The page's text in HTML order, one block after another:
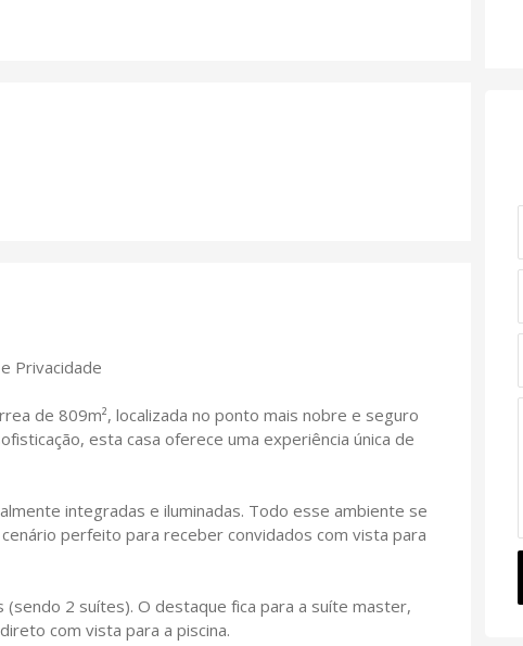
Privacidade
de 809m², localizada no ponto mais nobre e seguro
esta casa oferece uma experiência única de
integradas e iluminadas. Todo esse ambiente se
perfeito para receber convidados com vista para
2 suítes). O destaque fica para a suíte master,
com vista para a piscina.